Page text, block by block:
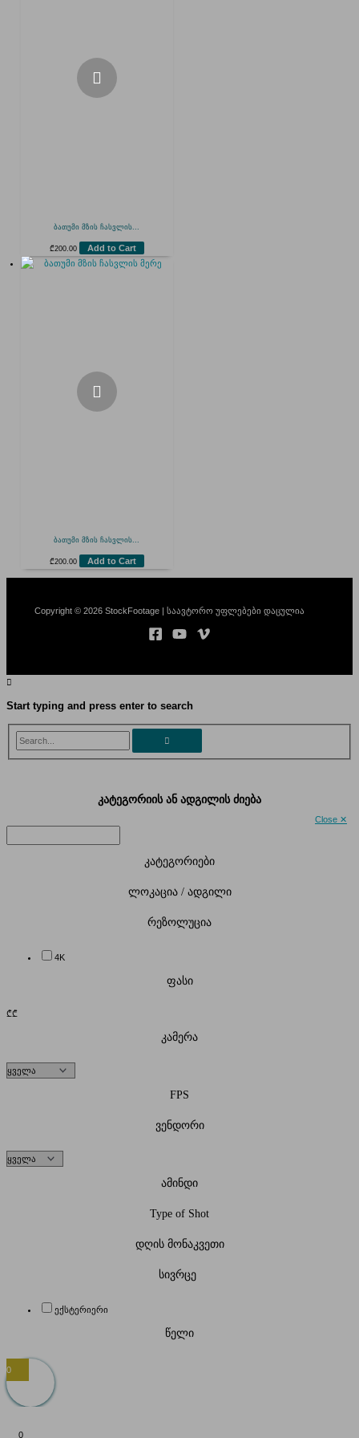
ბათუმი მზის ჩასვლის...
₾200.00 Add to Cart
ბათუმი მზის ჩასვლის...
₾200.00 Add to Cart
Copyright © 2026 StockFootage | საავტორო უფლებები დაცულია
Start typing and press enter to search
Search...
Close ✕
კატეგორიის ან ადგილის ძიება
კატეგორიები
ლოკაცია / ადგილი
რეზოლუცია
4K
ფასი
₾₾
კამერა
FPS
ვენდორი
ამინდი
Type of Shot
დღის მონაკვეთი
სივრცე
ექსტერიერი
წელი
0
0